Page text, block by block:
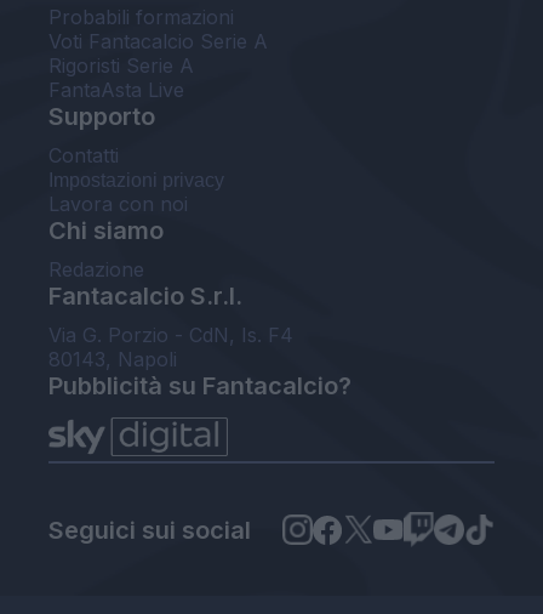
Probabili formazioni
Voti Fantacalcio Serie A
Rigoristi Serie A
FantaAsta Live
Supporto
Contatti
Impostazioni privacy
Lavora con noi
Chi siamo
Redazione
Fantacalcio S.r.l.
Via G. Porzio - CdN, Is. F4
80143, Napoli
Pubblicità su Fantacalcio?
Seguici sui social